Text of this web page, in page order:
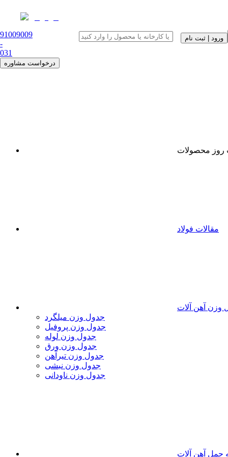
91009009
-
031
درخواست مشاوره
ورود | ثبت نام
روز محصولات
مقالات فولاد
وزن آهن آلات
جدول وزن میلگرد
جدول وزن پروفیل
جدول وزن لوله
جدول وزن ورق
جدول وزن تیرآهن
جدول وزن نبشی
جدول وزن ناودانی
حمل آهن آلات